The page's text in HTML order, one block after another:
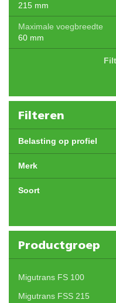
215 mm
Maximale voegbreedte
60 mm
Filteren
Belasting op profiel
Merk
Soort
Productgroep
Migutrans FS 100
Migutrans FSS 215